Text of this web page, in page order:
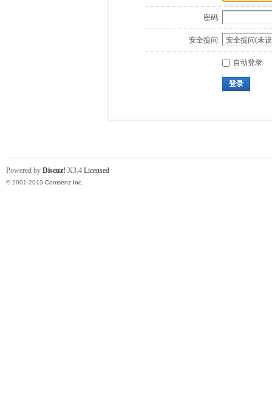
密码:
安全提问:
自动登录
登录
Powered by Discuz! X3.4 Licensed
© 2001-2013 Comsenz Inc.